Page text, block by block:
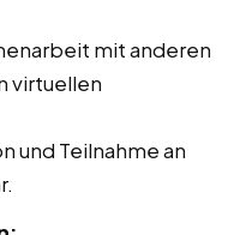
mit anderen
virtuellen
und Teilnahme an